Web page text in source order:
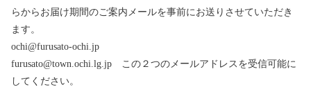
らからお届け期間のご案内メールを事前にお送りさせていただき
ます。
ochi@furusato-ochi.jp
furusato@town.ochi.lg.jp この２つのメールアドレスを受信可能に
してください。